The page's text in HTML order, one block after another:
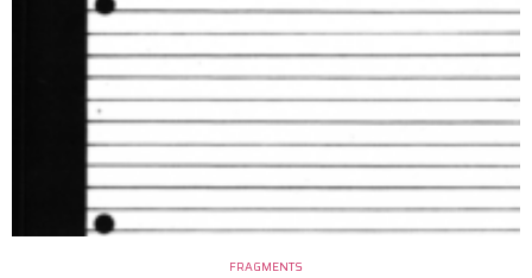
FRAGMENTS